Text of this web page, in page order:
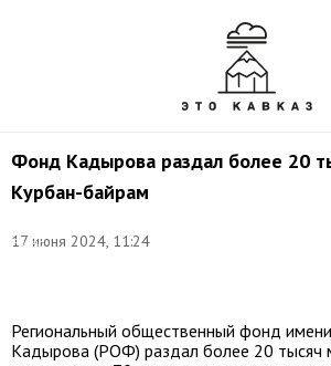
Фонд Кадырова раздал более 20
Курбан-байрам
17 июня 2024, 11:24
Елена
Региональный общественный фонд
Кадырова (РОФ) раздал более 20 тысяч